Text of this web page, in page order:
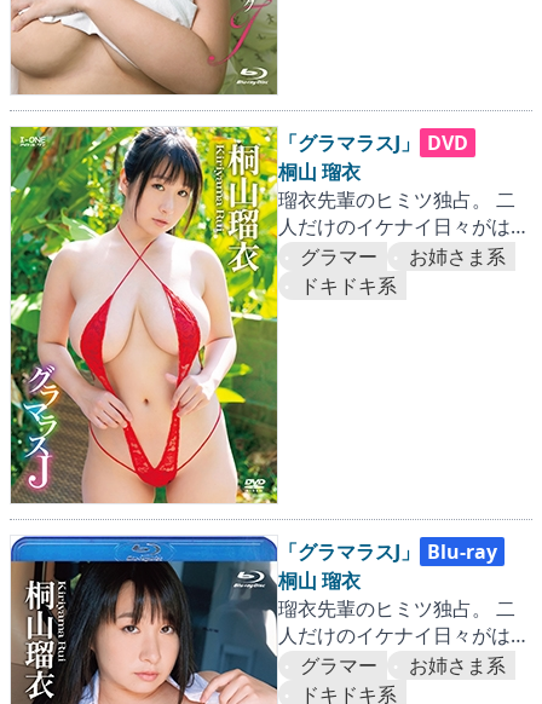
「グラマラスJ」
DVD
桐山 瑠衣
瑠衣先輩のヒミツ独占。 二
人だけのイケナイ日々がはじ
まる…♡
グラマー
お姉さま系
ドキドキ系
「グラマラスJ」
Blu-ray
桐山 瑠衣
瑠衣先輩のヒミツ独占。 二
人だけのイケナイ日々がはじ
まる…♡
グラマー
お姉さま系
ドキドキ系